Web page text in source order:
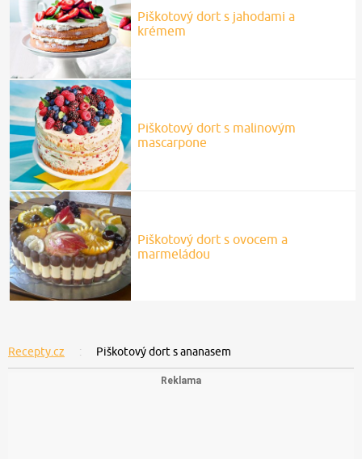
Piškotový dort s jahodami a
krémem
Piškotový dort s malinovým
mascarpone
Piškotový dort s ovocem a
marmeládou
Recepty.cz Piškotový dort s ananasem